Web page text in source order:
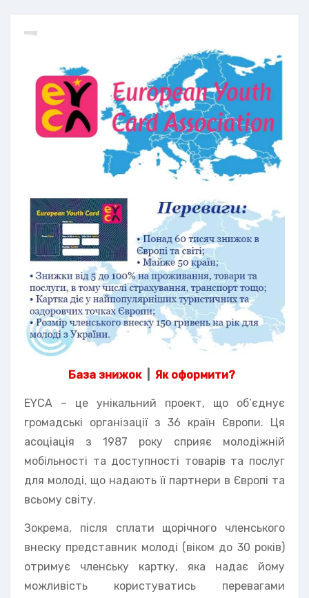
База знижок| Як оформити?
EYCA – це унікальний проект, що об’єднує
громадські організації з 36 країн Європи. Ця
асоціація з 1987 року сприяє молодіжній
мобільності та доступності товарів та послуг
для молоді, що надають її партнери в Європі та
всьому світу.
Зокрема, після сплати щорічного членського
внеску представник молоді (віком до 30 років)
отримує членську картку, яка надає йому
можливість користуватись перевагами